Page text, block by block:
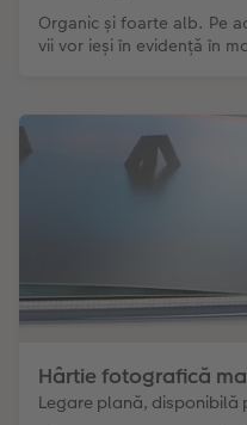
Organic și foarte alb. Pe
vii vor ieși în evidență în
Hârtie fotografică
Legare plană, disponibilă